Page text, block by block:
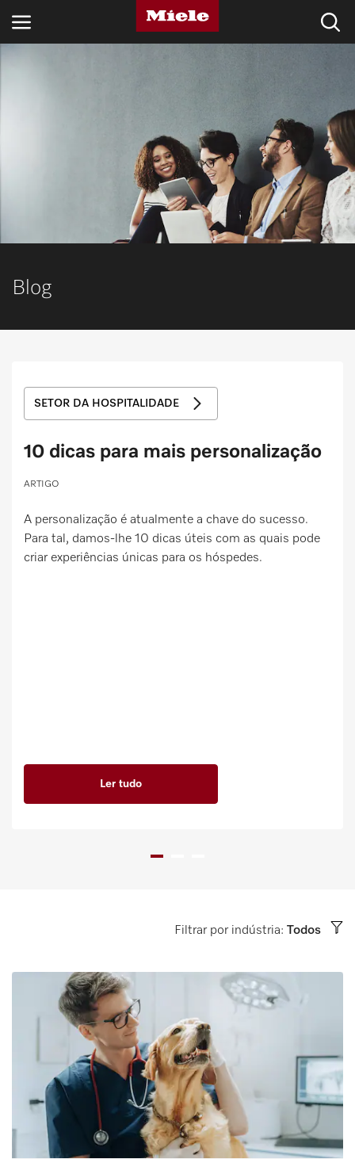
ASSISTÊNCIA TÉCNICA & SUPORTE
Miele MOVE
Blog
SETOR DA HOSPITALIDADE
10 dicas para mais personalização
ARTIGO
A personalização é atualmente a chave do sucesso.
Para tal, damos-lhe 10 dicas úteis com as quais pode
criar experiências únicas para os hóspedes.
Ler tudo
Filtrar por indústria: Todos